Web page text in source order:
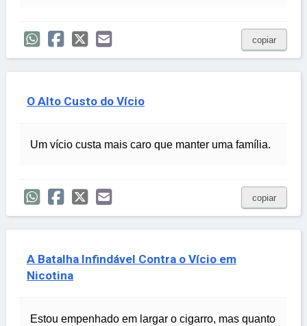
copiar
O Alto Custo do Vício
Um vício custa mais caro que manter uma família.
copiar
A Batalha Infindável Contra o Vício em
Nicotina
Estou empenhado em largar o cigarro, mas quanto